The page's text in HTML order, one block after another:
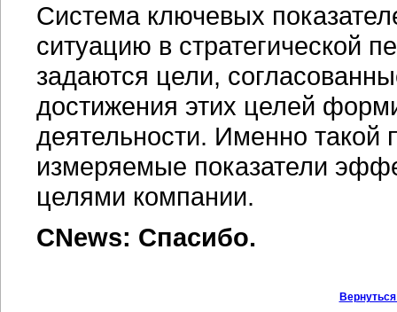
Система ключевых
ситуацию в стратегической
задаются цели,
достижения этих целей
деятельности. Именно такой
измеряемые показатели
целями компании.
CNews: Спасибо.